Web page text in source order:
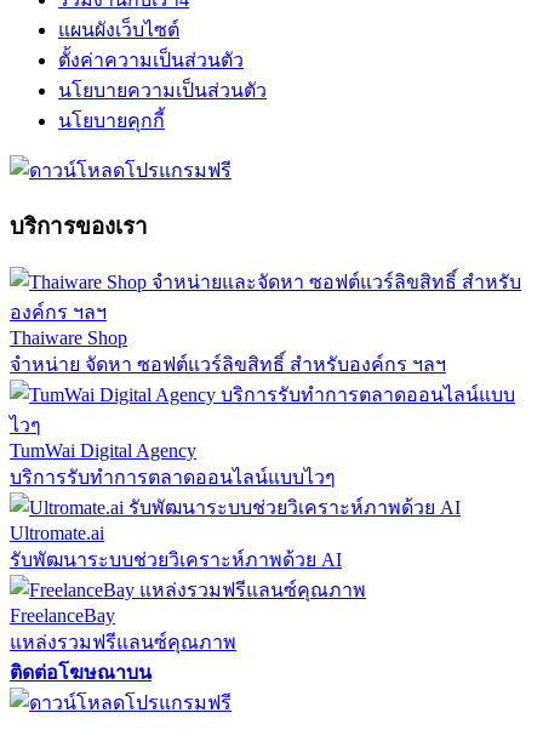
แผนผังเว็บไซต์
ตั้งค่าความเป็นส่วนตัว
นโยบายความเป็นส่วนตัว
นโยบายคุกกี้
บริการของเรา
Thaiware Shop
จำหน่าย จัดหา ซอฟต์แวร์ลิขสิทธิ์ สำหรับองค์กร ฯลฯ
TumWai Digital Agency
บริการรับทำการตลาดออนไลน์แบบไวๆ
Ultromate.ai
รับพัฒนาระบบช่วยวิเคราะห์ภาพด้วย AI
FreelanceBay
แหล่งรวมฟรีแลนซ์คุณภาพ
ติดต่อโฆษณาบน